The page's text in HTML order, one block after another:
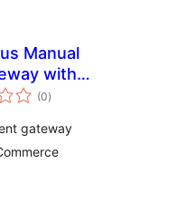
Manual
with
for
(0valoracións
totais
)
gateway